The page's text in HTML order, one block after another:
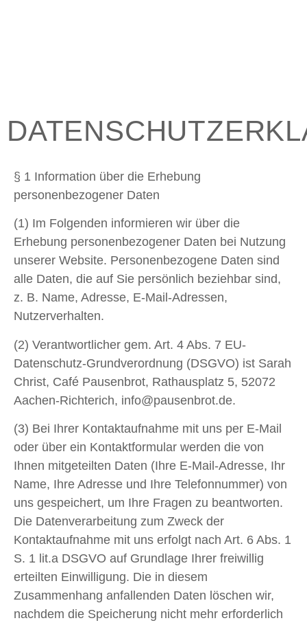
§ 1 Information über die Erhebung
personenbezogener Daten
(1) Im Folgenden informieren wir über die
Erhebung personenbezogener Daten bei Nutzung
unserer Website. Personenbezogene Daten sind
alle Daten, die auf Sie persönlich beziehbar sind,
z. B. Name, Adresse, E-Mail-Adressen,
Nutzerverhalten.
(2) Verantwortlicher gem. Art. 4 Abs. 7 EU-
Datenschutz-Grundverordnung (DSGVO) ist Sarah
Christ, Café Pausenbrot, Rathausplatz 5, 52072
Aachen-Richterich, info@pausenbrot.de.
(3) Bei Ihrer Kontaktaufnahme mit uns per E-Mail
oder über ein Kontaktformular werden die von
Ihnen mitgeteilten Daten (Ihre E-Mail-Adresse, Ihr
Name, Ihre Adresse und Ihre Telefonnummer) von
uns gespeichert, um Ihre Fragen zu beantworten.
Die Datenverarbeitung zum Zweck der
Kontaktaufnahme mit uns erfolgt nach Art. 6 Abs. 1
S. 1 lit.a DSGVO auf Grundlage Ihrer freiwillig
erteilten Einwilligung. Die in diesem
Zusammenhang anfallenden Daten löschen wir,
nachdem die Speicherung nicht mehr erforderlich